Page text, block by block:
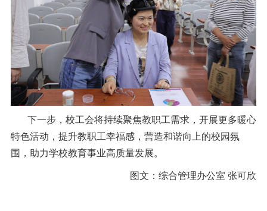
下一步，校工会将持续聚焦教职工需求，开展更多暖心
特色活动，提升教职工幸福感，营造和谐向上的校园氛
围，助力学校教育事业高质量发展。
图文：综合管理办公室 张可欣